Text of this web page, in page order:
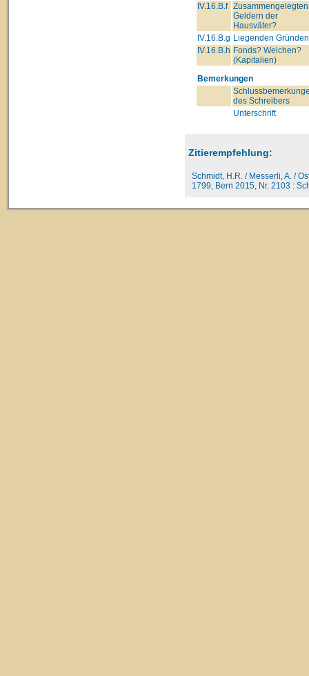
IV.16.B.f Zusammengelegten
Geldern der
Hausväter?
IV.16.B.g Liegenden
IV.16.B.h Fonds? Welchen?
(Kapitalien)
Bemerkungen
des Schreibers
Unterschrift
Zitierempfehlung:
Schmidt, H.R. / Messerli, A. /
1799, Bern 2015, Nr. 2103 :